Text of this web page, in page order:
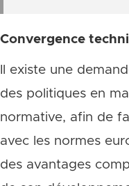
Convergence
Il existe une
des politiques en
normative, afin de
avec les normes
des avantages